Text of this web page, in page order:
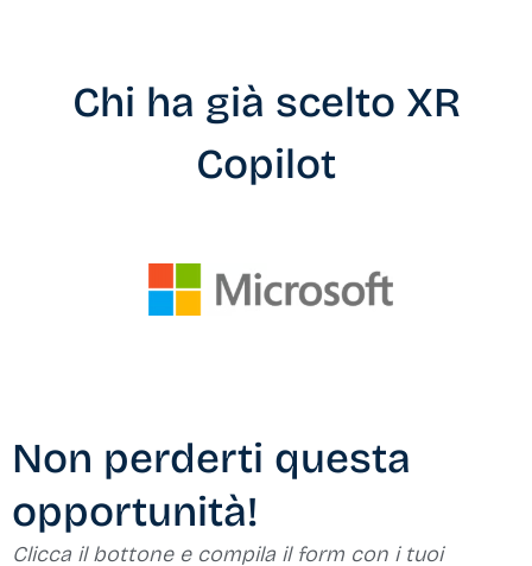
Chi ha già scelto XR
Copilot
Non perderti questa
opportunità!
Clicca il bottone e compila il form con i tuoi